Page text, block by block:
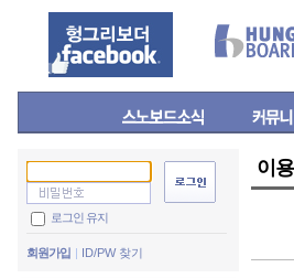
로그인 유지
회원가입 ID/PW 찾기
이